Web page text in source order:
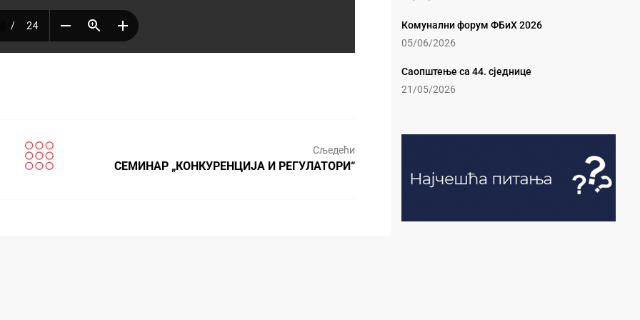
Сљедећи
СЕМИНАР „КОНКУРЕНЦИЈА И РЕГУЛАТОРИ“
Комунални форум ФБиХ 2026
05/06/2026
Саопштење са 44. сједнице
21/05/2026